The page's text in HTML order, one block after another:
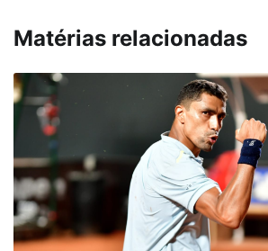
Matérias relacionadas